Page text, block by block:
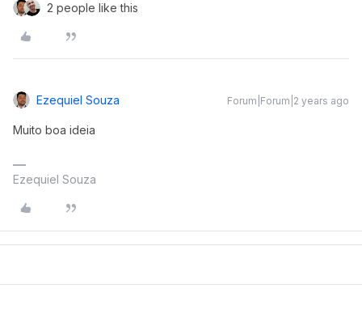
2 people like this
Ezequiel Souza Forum|Forum|2 years ago
Muito boa ideia
Ezequiel Souza